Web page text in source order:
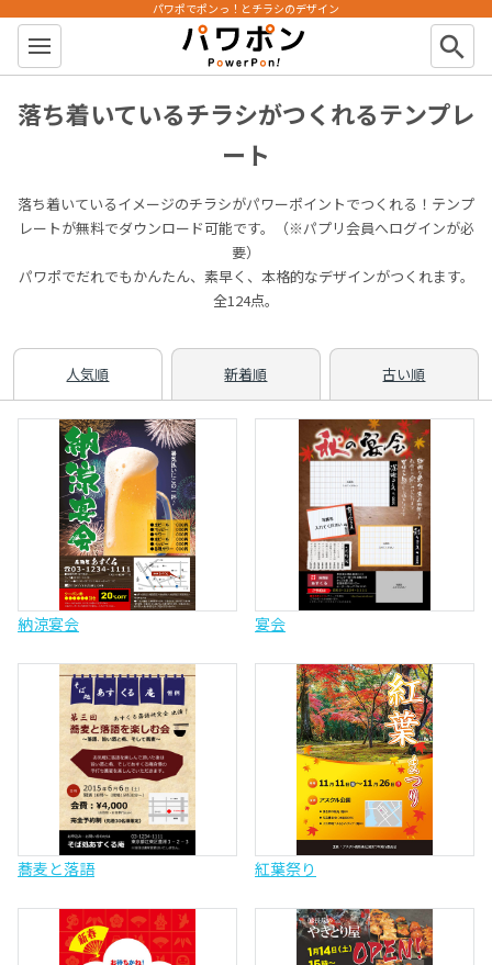
パワポン
パワポでポンっ！とチラシのデザイン
search
落ち着いているチラシがつくれるテンプレ
ート
落ち着いているイメージのチラシがパワーポイントでつくれる！テンプ
レートが無料でダウンロード可能です。（※パプリ会員へログインが必
要）
パワポでだれでもかんたん、素早く、本格的なデザインがつくれます。
全124点。
人気順 新着順 古い順
納涼宴会 宴会
蕎麦と落語 紅葉祭り